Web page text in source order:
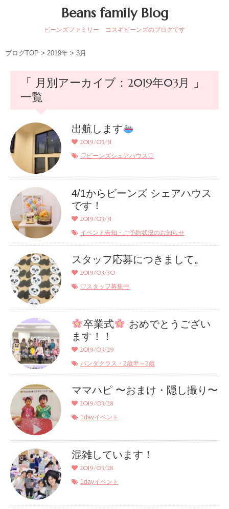
Beans family Blog
ビーンズファミリー コスギビーンズのブログです
ブログTOP > 2019年 > 3月
「 月別アーカイブ：2019年03月 」
一覧
出航します
2019/03/31
♡ビーンズシェアハウス♡
4/1からビーンズ シェアハウス
です！
2019/03/31
イベント告知・ご予約状況のお知らせ
スタッフ応募につきまして。
2019/03/30
♡スタッフ募集中
卒業式
おめでとうござい
ます！！
2019/03/29
パンダクラス・2歳半～3歳
ママハピ 〜おまけ・隠し撮り〜
2019/03/28
1dayイベント
混雑しています！
2019/03/28
1dayイベント